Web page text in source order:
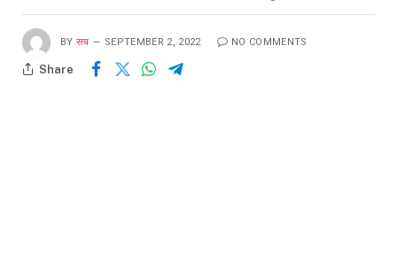
BY सच SEPTEMBER 2, 2022 NO COMMENTS
Share